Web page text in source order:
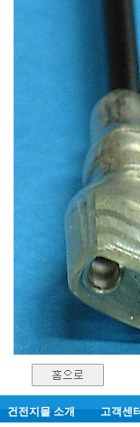
건전지몰 소개 고객센